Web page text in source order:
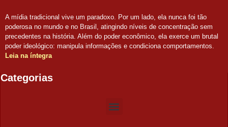
A mídia tradicional vive um paradoxo. Por um lado, ela nunca foi tão
poderosa no mundo e no Brasil, atingindo níveis de concentração sem
precedentes na história. Além do poder econômico, ela exerce um brutal
poder ideológico: manipula informações e condiciona comportamentos.
Leia na íntegra
Categorias